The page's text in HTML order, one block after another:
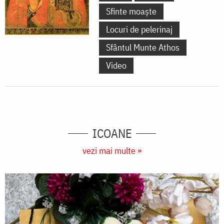
Sfinte moaște
Locuri de pelerinaj
Sfântul Munte Athos
Video
ICOANE
vezi mai multe »